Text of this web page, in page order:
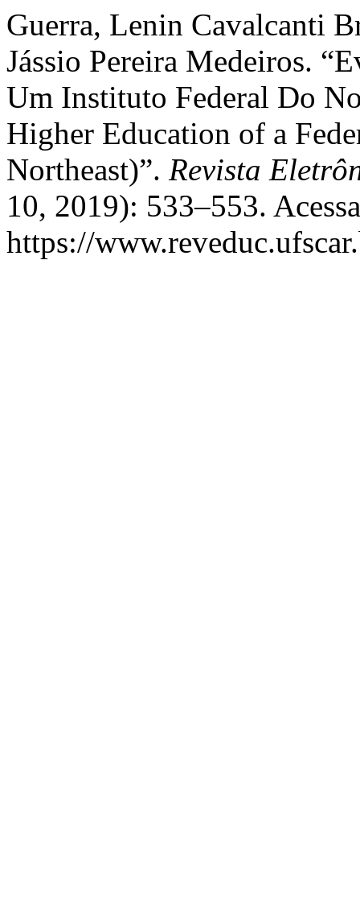
Guerra, Lenin Cavalcanti
Jássio Pereira Medeiros.
Um Instituto Federal Do
Higher Education of a
Northeast)”. Revista
10, 2019): 533–553.
https://